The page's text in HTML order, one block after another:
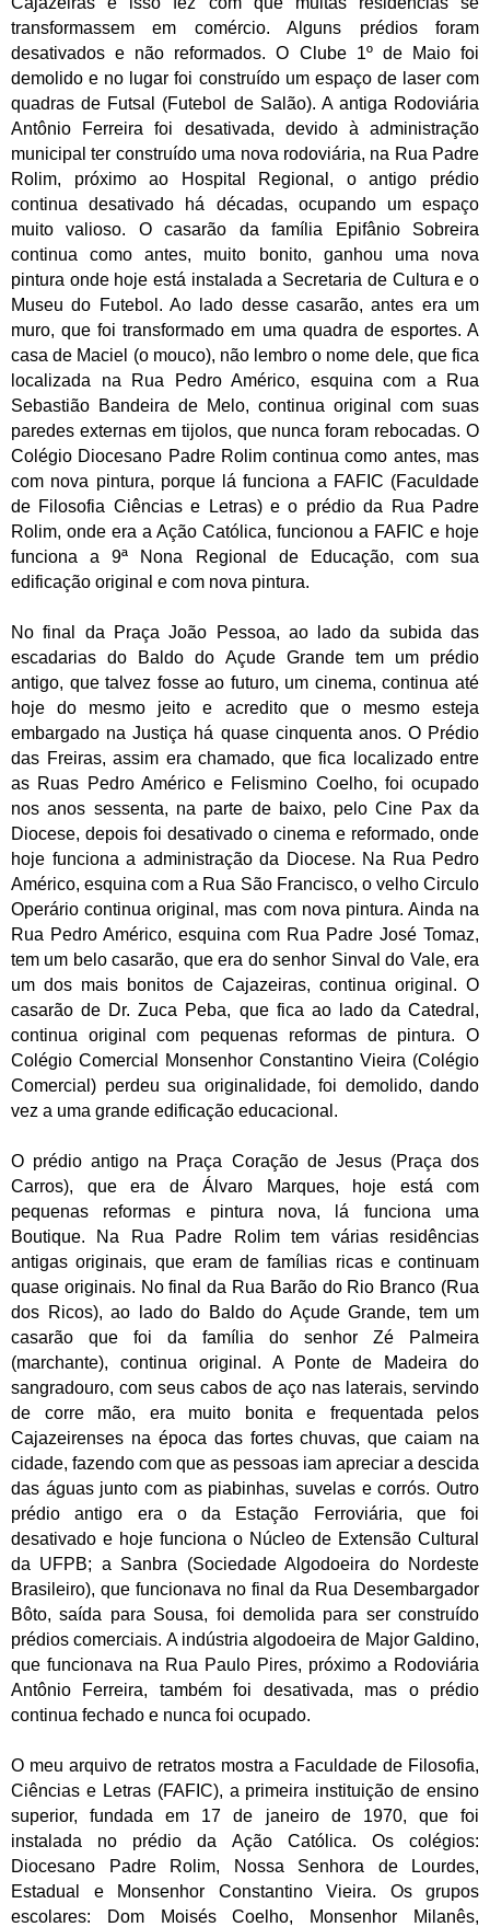
transformassem em comércio. Alguns prédios foram
desativados e não reformados. O Clube 1º de Maio foi
demolido e no lugar foi construído um espaço de laser com
quadras de Futsal (Futebol de Salão). A antiga Rodoviária
Antônio Ferreira foi desativada, devido à administração
municipal ter construído uma nova rodoviária, na Rua Padre
Rolim, próximo ao Hospital Regional, o antigo prédio
continua desativado há décadas, ocupando um espaço
muito valioso. O casarão da família Epifânio Sobreira
continua como antes, muito bonito, ganhou uma nova
pintura onde hoje está instalada a Secretaria de Cultura e o
Museu do Futebol. Ao lado desse casarão, antes era um
muro, que foi transformado em uma quadra de esportes. A
casa de Maciel (o mouco), não lembro o nome dele, que fica
localizada na Rua Pedro Américo, esquina com a Rua
Sebastião Bandeira de Melo, continua original com suas
paredes externas em tijolos, que nunca foram rebocadas. O
Colégio Diocesano Padre Rolim continua como antes, mas
com nova pintura, porque lá funciona a FAFIC (Faculdade
de Filosofia Ciências e Letras) e o prédio da Rua Padre
Rolim, onde era a Ação Católica, funcionou a FAFIC e hoje
funciona a 9ª Nona Regional de Educação, com sua
edificação original e com nova pintura.
No final da Praça João Pessoa, ao lado da subida das
escadarias do Baldo do Açude Grande tem um prédio
antigo, que talvez fosse ao futuro, um cinema, continua até
hoje do mesmo jeito e acredito que o mesmo esteja
embargado na Justiça há quase cinquenta anos. O Prédio
das Freiras, assim era chamado, que fica localizado entre
as Ruas Pedro Américo e Felismino Coelho, foi ocupado
nos anos sessenta, na parte de baixo, pelo Cine Pax da
Diocese, depois foi desativado o cinema e reformado, onde
hoje funciona a administração da Diocese. Na Rua Pedro
Américo, esquina com a Rua São Francisco, o velho Circulo
Operário continua original, mas com nova pintura. Ainda na
Rua Pedro Américo, esquina com Rua Padre José Tomaz,
tem um belo casarão, que era do senhor Sinval do Vale, era
um dos mais bonitos de Cajazeiras, continua original. O
casarão de Dr. Zuca Peba, que fica ao lado da Catedral,
continua original com pequenas reformas de pintura. O
Colégio Comercial Monsenhor Constantino Vieira (Colégio
Comercial) perdeu sua originalidade, foi demolido, dando
vez a uma grande edificação educacional.
O prédio antigo na Praça Coração de Jesus (Praça dos
Carros), que era de Álvaro Marques, hoje está com
pequenas reformas e pintura nova, lá funciona uma
Boutique. Na Rua Padre Rolim tem várias residências
antigas originais, que eram de famílias ricas e continuam
quase originais. No final da Rua Barão do Rio Branco (Rua
dos Ricos), ao lado do Baldo do Açude Grande, tem um
casarão que foi da família do senhor Zé Palmeira
(marchante), continua original. A Ponte de Madeira do
sangradouro, com seus cabos de aço nas laterais, servindo
de corre mão, era muito bonita e frequentada pelos
Cajazeirenses na época das fortes chuvas, que caiam na
cidade, fazendo com que as pessoas iam apreciar a descida
das águas junto com as piabinhas, suvelas e corrós. Outro
prédio antigo era o da Estação Ferroviária, que foi
desativado e hoje funciona o Núcleo de Extensão Cultural
da UFPB; a Sanbra (Sociedade Algodoeira do Nordeste
Brasileiro), que funcionava no final da Rua Desembargador
Bôto, saída para Sousa, foi demolida para ser construído
prédios comerciais. A indústria algodoeira de Major Galdino,
que funcionava na Rua Paulo Pires, próximo a Rodoviária
Antônio Ferreira, também foi desativada, mas o prédio
continua fechado e nunca foi ocupado.
O meu arquivo de retratos mostra a Faculdade de Filosofia,
Ciências e Letras (FAFIC), a primeira instituição de ensino
superior, fundada em 17 de janeiro de 1970, que foi
instalada no prédio da Ação Católica. Os colégios:
Diocesano Padre Rolim, Nossa Senhora de Lourdes,
Estadual e Monsenhor Constantino Vieira. Os grupos
escolares: Dom Moisés Coelho, Monsenhor Milanês,